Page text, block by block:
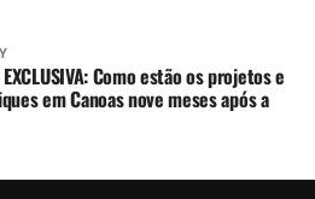
EXCLUSIVA: Como estão os projetos e
em Canoas nove meses após a